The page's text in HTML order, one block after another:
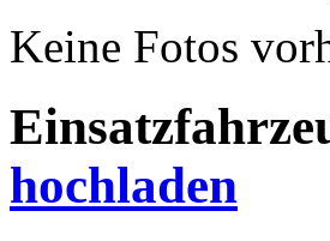
Keine Fotos
hochladen